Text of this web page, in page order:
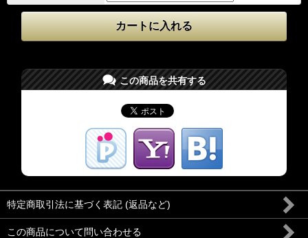
この商品を共有する
特定商取引法に基づく表記 (返品など)
この商品について問い合わせる